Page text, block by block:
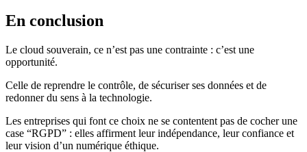
En conclusion
Le cloud souverain, ce n’est pas une contrainte : c’est une
opportunité.
Celle de reprendre le contrôle, de sécuriser ses données et de
redonner du sens à la technologie.
Les entreprises qui font ce choix ne se contentent pas de cocher une
case “RGPD” : elles affirment leur indépendance, leur confiance et
leur vision d’un numérique éthique.